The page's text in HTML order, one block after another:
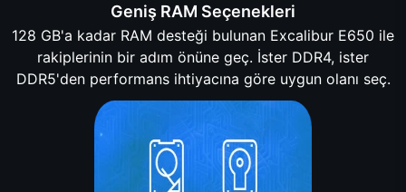
Geniş RAM Seçenekleri
128 GB'a kadar RAM desteği bulunan Excalibur E650 ile
rakiplerinin bir adım önüne geç. İster DDR4, ister
DDR5'den performans ihtiyacına göre uygun olanı seç.